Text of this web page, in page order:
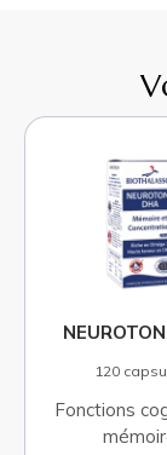
120
Fonctions